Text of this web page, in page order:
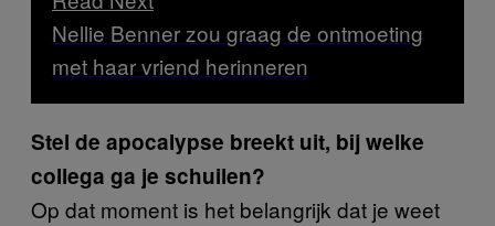
Nellie Benner zou graag de ontmoeting
met haar vriend herinneren
Stel de apocalypse breekt uit, bij welke
collega ga je schuilen?
Op dat moment is het belangrijk dat je weet